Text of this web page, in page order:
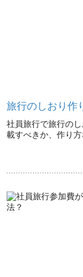
旅行のしおり作
社員旅行で旅行の
載すべきか、作り方